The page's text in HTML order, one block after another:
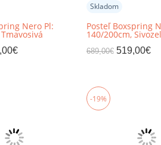
Nero Pl:
€
Skladom
Posteľ Boxspring
140/200cm,
689,00€ 519,00€
-19%